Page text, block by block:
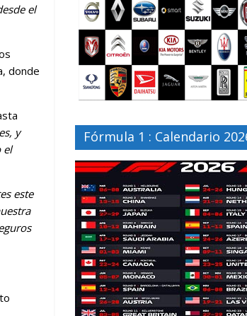
el
donde
y
el
este
Fórmula 1 : Calendario